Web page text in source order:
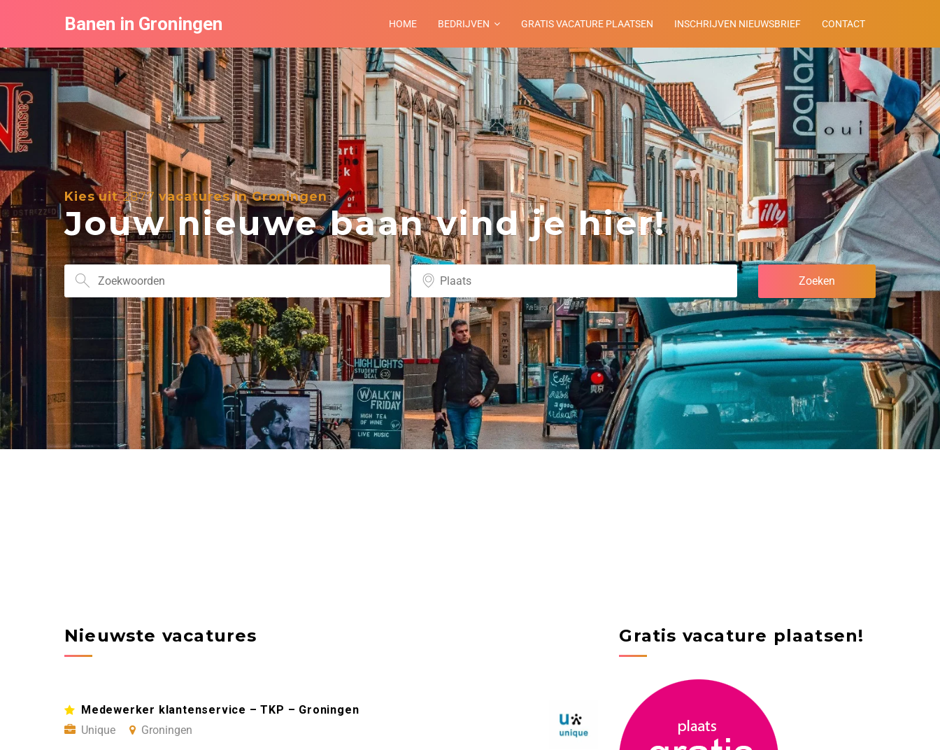
Banen in Groningen HOME BEDRIJVEN GRATIS VACATURE PLAATSEN INSCHRIJVEN NIEUWSBRIEF CONTACT
Kies uit2877 vacatures in Groningen
Jouw nieuwe baan vind je hier!
Nieuwste vacatures
Medewerker klantenservice – TKP – Groningen
Unique
Groningen
Gratis vacature plaatsen!